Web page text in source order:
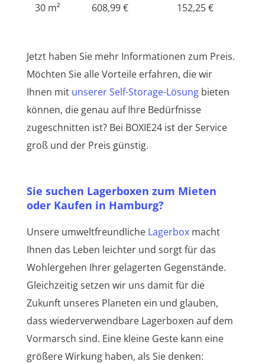
30 m² 608,99 € 152,25 €
Jetzt haben Sie mehr Informationen zum Preis.
Möchten Sie alle Vorteile erfahren, die wir
Ihnen mit unserer Self-Storage-Lösungbieten
können, die genau auf Ihre Bedürfnisse
zugeschnitten ist? Bei BOXIE24 ist der Service
groß und der Preis günstig.
Sie suchen Lagerboxen zum Mieten
oder Kaufen in Hamburg?
Unsere umweltfreundlicheLagerboxmacht
Ihnen das Leben leichter und sorgt für das
Wohlergehen Ihrer gelagerten Gegenstände.
Gleichzeitig setzen wir uns damit für die
Zukunft unseres Planeten ein und glauben,
dass wiederverwendbare Lagerboxen auf dem
Vormarsch sind. Eine kleine Geste kann eine
größere Wirkung haben, als Sie denken: